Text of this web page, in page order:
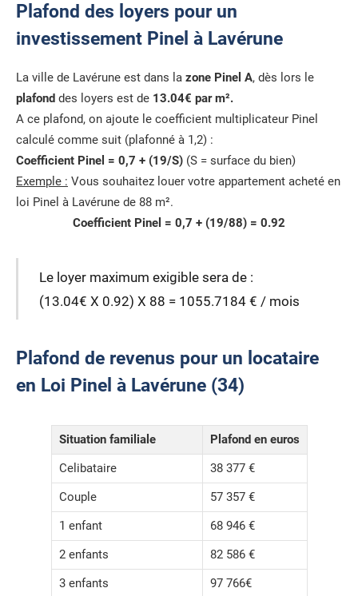
Plafond des loyers pour un
investissement Pinel à Lavérune
La ville de Lavérune est dans la zone Pinel A, dès lors le
plafond des loyers est de 13.04€ par m².
A ce plafond, on ajoute le coefficient multiplicateur Pinel
calculé comme suit (plafonné à 1,2) :
Coefficient Pinel = 0,7 + (19/S) (S = surface du bien)
Exemple : Vous souhaitez louer votre appartement acheté en
loi Pinel à Lavérune de 88 m².
Coefficient Pinel = 0,7 + (19/88) = 0.92
Le loyer maximum exigible sera de :
(13.04€ X 0.92) X 88 = 1055.7184 € / mois
Plafond de revenus pour un locataire
en Loi Pinel à Lavérune (34)
Situation familiale
Plafond en euros
Celibataire
38 377 €
Couple
57 357 €
1 enfant
68 946 €
2 enfants
82 586 €
3 enfants
97 766€